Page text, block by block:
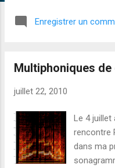
Enregistrer un
Multiphoniques
juillet 22, 2010
Le 4 juillet
rencontre
dans ma